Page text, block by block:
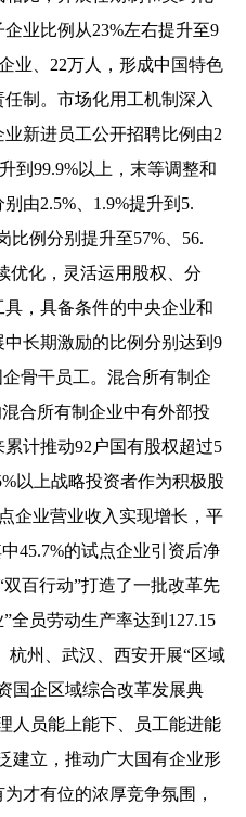
业比例从23%左右提升至9
业、22万人，形成中国特色
制。市场化用工机制深入
新进员工公开招聘比例由2
到99.9%以上，末等调整和
由2.5%、1.9%提升到5.
比例分别提升至57%、56.
优化，灵活运用股权、分
，具备条件的中央企业和
长期激励的比例分别达到9
骨干员工。混合所有制企
合所有制企业中有外部投
计推动92户国有股权超过5
以上战略投资者作为积极股
企业营业收入实现增长，平
45.7%的试点企业引资后净
百行动”打造了一批改革先
全员劳动生产率达到127.15
杭州、武汉、西安开展“区域
国企区域综合改革发展典
人员能上能下、员工能进能
建立，推动广大国有企业形
才有位的浓厚竞争氛围，